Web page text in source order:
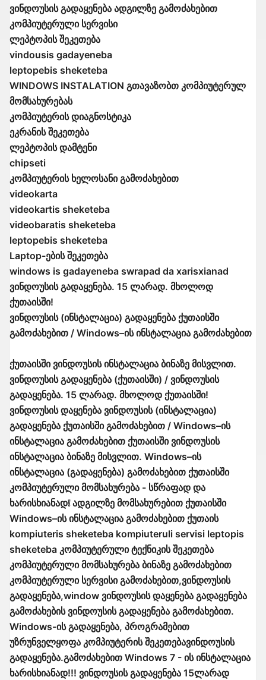
ვინდოუსის გადაყენება ადგილზე გამოძახებით
კომპიუტერული სერვისი
ლეპტოპის შეკეთება
vindousis gadayeneba
leptopebis sheketeba
WINDOWS INSTALATION გთავაზობთ კომპიუტერულ
მომსახურებას
კომპიუტერის დიაგნოსტიკა
ეკრანის შეკეთება
ლეპტოპის დამტენი
chipseti
კომპიუტერის ხელოსანი გამოძახებით
videokarta
videokartis sheketeba
videobaratis sheketeba
leptopebis sheketeba
Laptop-ების შეკეთება
windows is gadayeneba swrapad da xarisxianad
ვინდოუსის გადაყენება. 15 ლარად. მხოლოდ
ქუთაისში!
ვინდოუსის (ინსტალაცია) გადაყენება ქუთაისში
გამოძახებით / Windows–ის ინსტალაცია გამოძახებით
ქუთაისში ვინდოუსის ინსტალაცია ბინაზე მისვლით.
ვინდოუსის გადაყენება (ქუთაისში) / ვინდოუსის
გადაყენება. 15 ლარად. მხოლოდ ქუთაისში!
ვინდოუსის დაყენება ვინდოუსის (ინსტალაცია)
გადაყენება ქუთაისში გამოძახებით / Windows–ის
ინსტალაცია გამოძახებით ქუთაისში ვინდოუსის
ინსტალაცია ბინაზე მისვლით. Windows–ის
ინსტალაცია (გადაყენება) გამოძახებით ქუთაისში
კომპიუტერული მომსახურება - სწრაფად და
ხარისხიანად❕ ადგილზე მომსახურებით ქუთაისში
Windows–ის ინსტალაცია გამოძახებით ქუთაის
kompiuteris sheketeba kompiuteruli servisi leptopis
sheketeba კომპიუტერული ტექნიკის შეკეთება
კომპიუტერული მომსახურება ბინაზე გამოძახებით
კომპიუტერული სერვისი გამოძახებით,ვინდოუსის
გადაყენება,window ვინდოუსის დაყენება გადაყენება
გამოძახების ვინდოუსის გადაყენება გამოძახებით.
Windows-ის გადაყენება, პროგრამებით
უზრუნველყოფა კომპიუტერის შეკეთებავინდოუსის
გადაყენება.გამოძახებით Windows 7 - ის ინსტალაცია
ხარისხიანად!!! ვინდოუსის გადაყენება 15ლარად